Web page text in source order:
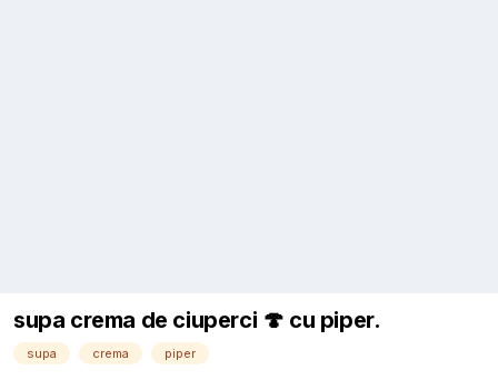
supa crema de ciuperci 🍄 cu piper.
supa crema piper